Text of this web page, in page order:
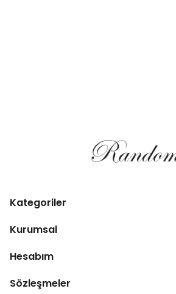
Kategoriler
Kurumsal
Hesabım
Sözleşmeler